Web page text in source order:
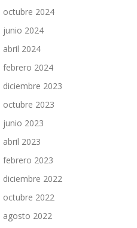
octubre 2024
junio 2024
abril 2024
febrero 2024
diciembre 2023
octubre 2023
junio 2023
abril 2023
febrero 2023
diciembre 2022
octubre 2022
agosto 2022